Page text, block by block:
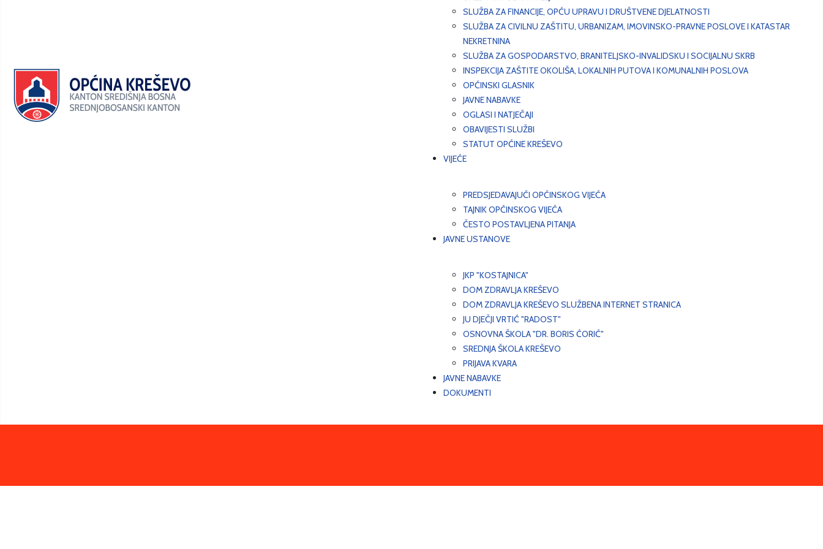
SLUŽBA ZA FINANCIJE, OPĆU UPRAVU I DRUŠTVENE DJELATNOSTI
SLUŽBA ZA CIVILNU ZAŠTITU, URBANIZAM, IMOVINSKO-PRAVNE POSLOVE I KATASTAR
NEKRETNINA
SLUŽBA ZA GOSPODARSTVO, BRANITELJSKO-INVALIDSKU I SOCIJALNU SKRB
INSPEKCIJA ZAŠTITE OKOLIŠA, LOKALNIH PUTOVA I KOMUNALNIH POSLOVA
OPĆINSKI GLASNIK
JAVNE NABAVKE
OGLASI I NATJEČAJI
OBAVIJESTI SLUŽBI
STATUT OPĆINE KREŠEVO
VIJEĆE
PREDSJEDAVAJUĆI OPĆINSKOG VIJEĆA
TAJNIK OPĆINSKOG VIJEĆA
ČESTO POSTAVLJENA PITANJA
JAVNE USTANOVE
JKP "KOSTAJNICA"
DOM ZDRAVLJA KREŠEVO
DOM ZDRAVLJA KREŠEVO SLUŽBENA INTERNET STRANICA
JU DJEČJI VRTIĆ "RADOST"
OSNOVNA ŠKOLA "DR. BORIS ĆORIĆ"
SREDNJA ŠKOLA KREŠEVO
PRIJAVA KVARA
JAVNE NABAVKE
DOKUMENTI